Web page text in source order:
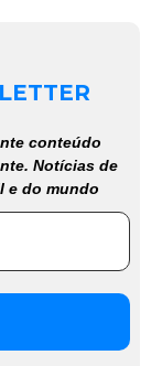
conteúdo
Notícias de
e do mundo